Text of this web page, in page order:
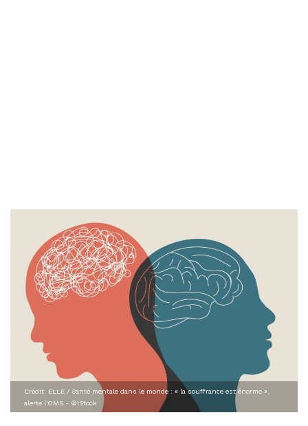
Crédit: ELLE / Santé mentale dans le monde : « la souffrance est énorme »,
alerte l'OMS - ©IStock